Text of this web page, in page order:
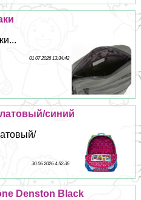
01 07 2026 13:34:42
синий
30 06 2026 4:52:36
Denston Black